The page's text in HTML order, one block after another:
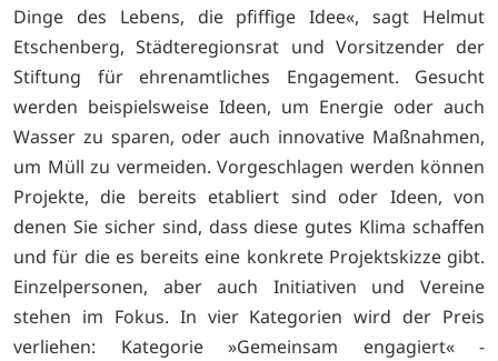
Dinge des Lebens, die pfiffige Idee«, sagt Helmut
Etschenberg, Städteregionsrat und Vorsitzender der
Stiftung für ehrenamtliches Engagement. Gesucht
werden beispielsweise Ideen, um Energie oder auch
Wasser zu sparen, oder auch innovative Maßnahmen,
um Müll zu vermeiden. Vorgeschlagen werden können
Projekte, die bereits etabliert sind oder Ideen, von
denen Sie sicher sind, dass diese gutes Klima schaffen
und für die es bereits eine konkrete Projektskizze gibt.
Einzelpersonen, aber auch Initiativen und Vereine
stehen im Fokus. In vier Kategorien wird der Preis
verliehen: Kategorie »Gemeinsam engagiert« -